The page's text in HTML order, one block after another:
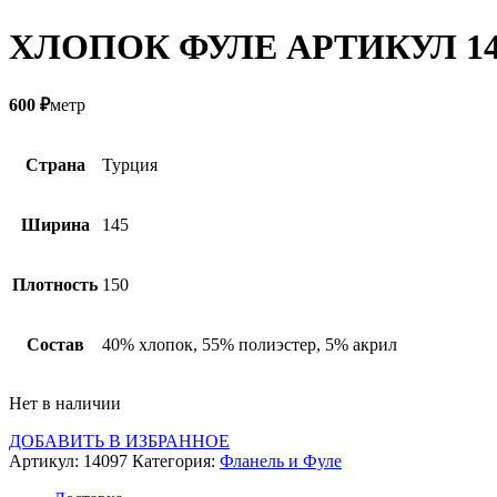
ХЛОПОК ФУЛЕ АРТИКУЛ
600 ₽метр
Страна Турция
Ширина 145
Плотность 150
Состав 40% хлопок, 55% полиэстер, 5% акрил
Нет в наличии
ДОБАВИТЬ В ИЗБРАННОЕ
Артикул: 14097 Категория: Фланель и Фуле